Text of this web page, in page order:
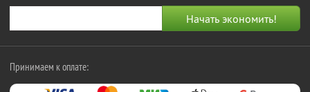
Принимаем к оплате: